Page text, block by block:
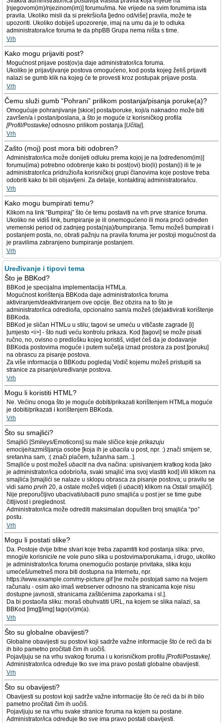
[njegovom(im)/njezinom(im)] forumu/ima. Ne vrijede na svim forumima ista
pravila. Ukoliko misli da si prekršio/la [jedno od/više] pravila, može te
upozoriti. Ukoliko dobiješ upozorenje, imaj na umu da je to odluka
administratora/ice foruma te da phpBB Grupa nema ništa s time.
Vrh
Kako mogu prijaviti post?
Mogućnost prijave post(ov)a daje administrator/ica foruma.
Ukoliko je prijavljivanje postova omogućeno, kod posta kojeg želiš prijaviti
nalazi se gumb klik na kojeg će te provesti kroz postupak prijave posta.
Vrh
Čemu služi gumb “Pohrani” prilikom postanja/pisanja poruke(a)?
Omogućuje pohranjivanje [skice] posta/poruke, koji/a naknadno može biti
završen/a i postan/poslana, a što je moguće iz korisničkog profila
[Profil/Postavke]odnosno prilikom postanja [Učitaj].
Vrh
Zašto (moj) post mora biti odobren?
Administrator/ica može donijeti odluku prema kojoj je na [određenom(im)]
forumu(ima) potrebno odobrenje kako bi post(ovi) bio(li) postan(i) ili te je
administrator/ica pridružio/la korisničkoj grupi članovima koje postove treba
odobriti kako bi bili objavljeni. Za detalje, kontaktiraj administratora/icu.
Vrh
Kako mogu bumpirati temu?
Klikom na link “Bumpiraj” što će temu postaviti na vrh prve stranice foruma.
Ukoliko ne vidiš link, bumpiranje je ili onemogućeno ili mora proći određen
vremenski period od zadnjeg posta(nja)/bumpiranja. Temu možeš bumpirati i
postanjem posta, no, obrati pažnju na pravila foruma jer postoji mogućnost da
je pravilima zabranjeno bumpiranje postanjem.
Vrh
Uređivanje i tipovi tema
Što je BBKod?
BBKod je specijalna implementacija HTMLa.
Mogućnost korištenja BBKoda daje administrator/ica foruma
aktiviranjem/deaktiviranjem ove opcije. Bez obzira na to što je
administrator/ica odredio/la, opcionalno sam/a možeš (de)aktivirati korištenje
BBKoda.
BBKod je sličan HTMLu u stilu; tagovi se umeću u vitičaste zagrade [i]
[umjesto <i>] - što nudi veću kontrolu prikaza. Kod [tagovi] se može pisati
ručno, no, ovisno o predlošku kojeg koristiš, vidjet ćeš da je dodavanje
BBKoda postovima moguće i putem sučelja iznad prostora za post [poruku]
na obrascu za pisanje postova.
Za više informacija o BBKodu pogledaj Vodič kojemu možeš pristupiti sa
stranice za pisanje/uređivanje postova.
Vrh
Mogu li koristiti HTML?
Ne. Većinu onoga što je moguće dobiti/prikazati korištenjem HTMLa moguće
je dobiti/prikazati i korištenjem BBKoda.
Vrh
Što su smajlići?
Smajlići [Smileys/Emoticons] su male sličice koje prikazuju
emocije/razmišljanja osobe [koja ih je ubacila u post, npr. :) znači smijem se,
sretan/na sam, :( znači plačem, tužan/na sam...].
Smajliće u post možeš ubaciti na dva načina: upisivanjem kratkog koda [ako
je administrator/ica odobrio/la, svaki smajlić ima svoj vlastiti kod] i/ili klikom na
smajlića [smajlići se nalaze u sklopu obrasca za pisanje postova; u pravilu se
vidi samo prvih 20, a ostale možeš vidjeti (i ubaciti) klikom na Ostali smajlići].
Nije preporučljivo ubacivati/ubaciti puno smajlića u post jer se time gube
čitljivost i preglednost.
Administrator/ica može odrediti maksimalan dopušten broj smajlića “po”
postu.
Vrh
Mogu li postati slike?
Da. Postoje dvije bitne stvari koje treba zapamtiti kod postanja slika: prvo,
mnogi/e korisnici/e ne vole puno slika u postovima/porukama, i drugo, ukoliko
je administrator/ica foruma onemogućio postanje privitaka, slika koju
umećeš/umetneš mora biti dostupna na Internetu, npr.
https://www.example.com/my-picture.gif [ne može postojati samo na tvojem
računalu - osim ako imaš webserver odnosno na stranicama koje nisu
dostupne javnosti, stranicama zaštićenima zaporkama i sl.].
Da bi postao/la sliku: moraš obuhvatiti URL, na kojem se slika nalazi, sa
BBKod [img][/img] tago(vi)m(a).
Vrh
Što su globalne obavijesti?
Globalne obavijesti su postovi koji sadrže važne informacije što će reći da bi
ih bilo pametno pročitati čim ih uočiš.
Pojavljuju se na vrhu svakog foruma i u korisničkom profilu [Profil/Postavke].
Administrator/ica određuje tko sve ima pravo postati globalne obavijesti.
Vrh
Što su obavijesti?
Obavijesti su postovi koji sadrže važne informacije što će reći da bi ih bilo
pametno pročitati čim ih uočiš.
Pojavljuju se na vrhu svake stranice foruma na kojem su postane.
Administrator/ica određuje tko sve ima pravo postati obavijesti.